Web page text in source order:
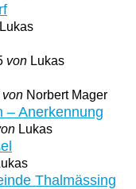
Lukas
von Lukas
von Norbert Mager
– Anerkennung
Lukas
Thalmässing